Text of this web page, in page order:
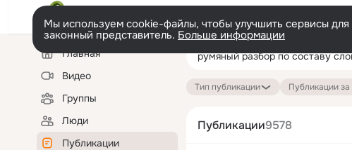
Мы используем cookie-файлы, чтобы улучшить сервисы
законный представитель. Больше информации
Левая
колонкаГлавная
Видео
Группы
Люди
Публикации
Тип публикации
Публикации за
Публикации9578